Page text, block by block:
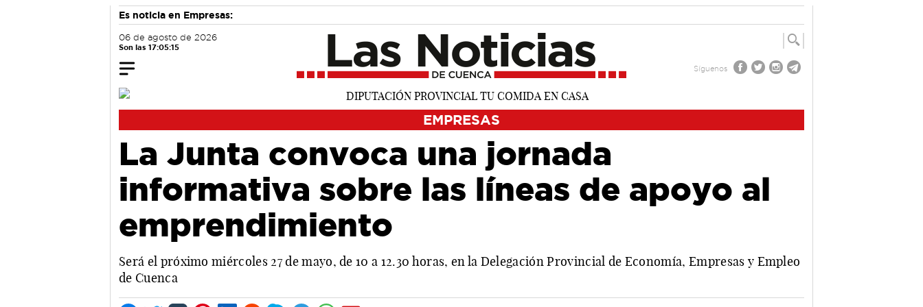
Es noticia en Empresas:
06 de agosto de 2026
Son las 17:05:16
Síguenos
EMPRESAS
La Junta convoca una jornada
informativa sobre las líneas de apoyo al
emprendimiento
Será el próximo miércoles 27 de mayo, de 10 a 12.30 horas, en la Delegación Provincial de Economía, Empresas y Empleo
de Cuenca